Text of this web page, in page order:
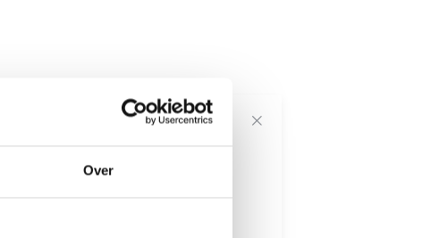
Over
voor onze